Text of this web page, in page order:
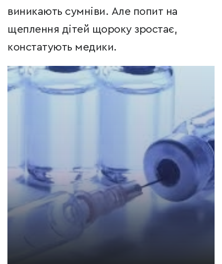
виникають сумніви. Але попит на
щеплення дітей щороку зростає,
констатують медики.